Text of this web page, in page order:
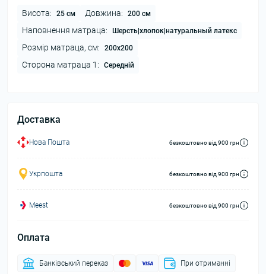
Висота: 25 см Довжина: 200 см
Наповнення матраца: Шерсть|хлопок|натуральный латекс
Розмір матраца, см: 200х200
Сторона матраца 1: Середній
Доставка
Нова Пошта безкоштовно від 900 грн
Укрпошта безкоштовно від 900 грн
Meest безкоштовно від 900 грн
Оплата
Банківський переказ При отриманні